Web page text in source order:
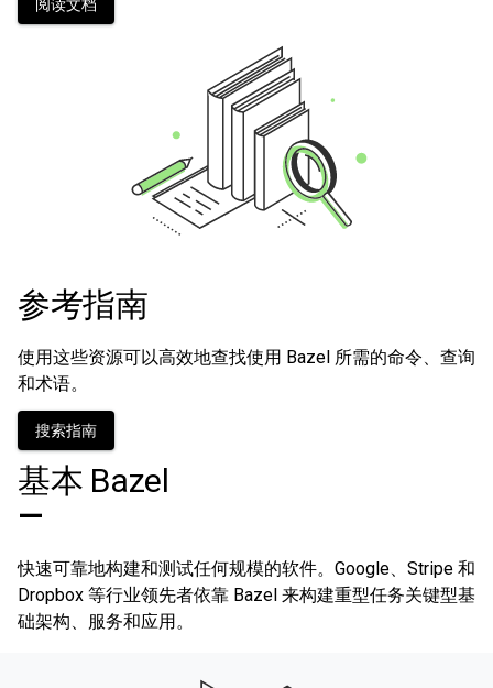
阅读文档
参考指南
使用这些资源可以高效地查找使用 Bazel 所需的命令、查询
和术语。
搜索指南
基本 Bazel
—
快速可靠地构建和测试任何规模的软件。Google、Stripe 和
Dropbox 等行业领先者依靠 Bazel 来构建重型任务关键型基
础架构、服务和应用。